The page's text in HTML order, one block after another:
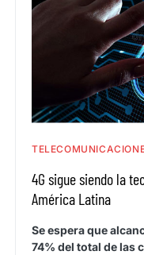
4G sigue siendo la
América Latina
Se espera que
74% del total de las